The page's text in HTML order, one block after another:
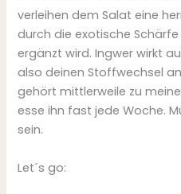
verleihen dem Salat eine
durch die exotische
ergänzt wird. Ingwer wirkt
also deinen Stoffwechsel
gehört mittlerweile zu
esse ihn fast jede Woche.
sein.
Let´s go: